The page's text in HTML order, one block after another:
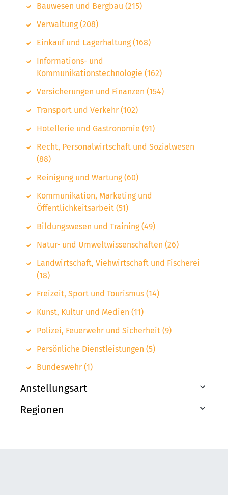
Bauwesen und Bergbau (215)
Verwaltung (208)
Einkauf und Lagerhaltung (168)
Informations- und
Kommunikationstechnologie (162)
Versicherungen und Finanzen (154)
Transport und Verkehr (102)
Hotellerie und Gastronomie (91)
Recht, Personalwirtschaft und Sozialwesen
(88)
Reinigung und Wartung (60)
Kommunikation, Marketing und
Öffentlichkeitsarbeit (51)
Bildungswesen und Training (49)
Natur- und Umweltwissenschaften (26)
Landwirtschaft, Viehwirtschaft und Fischerei
(18)
Freizeit, Sport und Tourismus (14)
Kunst, Kultur und Medien (11)
Polizei, Feuerwehr und Sicherheit (9)
Persönliche Dienstleistungen (5)
Bundeswehr (1)
Anstellungsart
Festanstellung (1963)
Regionen